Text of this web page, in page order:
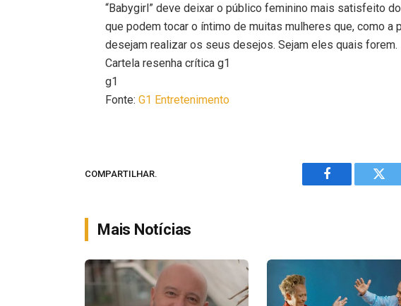
“Babygirl” deve deixar o público feminino mais satisfeito
que podem tocar o íntimo de muitas mulheres que, como
desejam realizar os seus desejos. Sejam eles quais forem.
Cartela resenha crítica g1
g1
Fonte:G1 Entretenimento
COMPARTILHAR.
Facebook
Mais Notícias